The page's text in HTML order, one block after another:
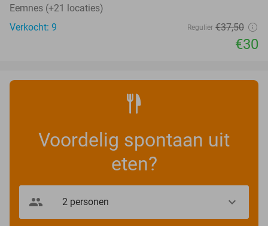
Eemnes (+21 locaties)
Verkocht: 9
Regulier €37,50
€30
Voordelig spontaan uit
eten?